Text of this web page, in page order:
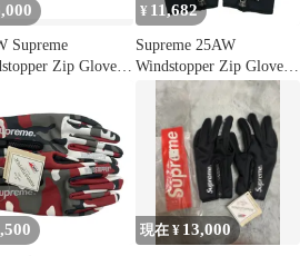
Supreme
Zip Gloves
¥ 11,682
Supreme 25AW
Windstopper Zip Gloves
ウィンドストッパーグ
ローブ 8071000179401
現在 ¥ 13,000